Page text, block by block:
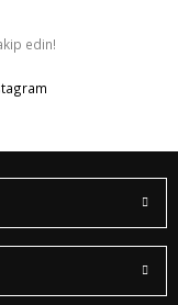
edin!